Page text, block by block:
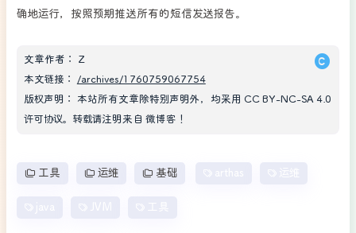
确地运行，按照预期推送所有的短信发送报告。
文章作者：
Z
本文链接： /archives/1760759067754
版权声明：
本站所有文章除特别声明外，均采用 CC BY-NC-SA 4.0
许可协议。转载请注明来自 微博客 ！
工具 运维 基础